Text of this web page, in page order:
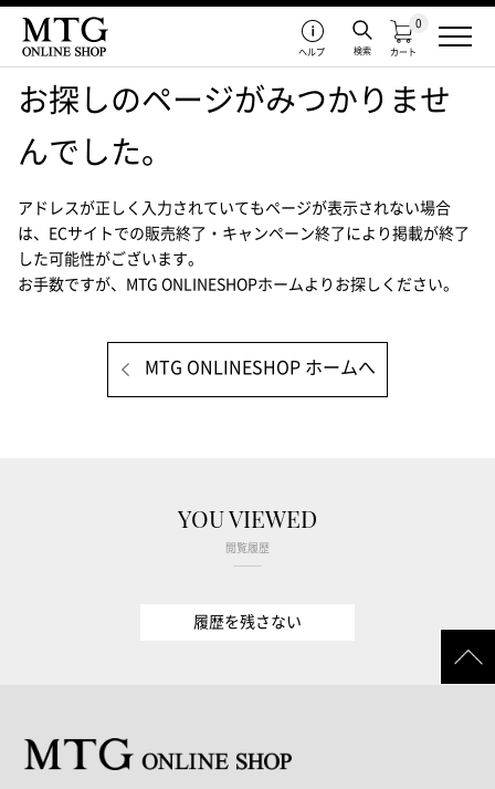
カート
0
検索
ヘルプ
お探しのページがみつかりませ
んでした。
アドレスが正しく入力されていてもページが表示されない場合
は、
ECサイトでの販売終了・キャンペーン終了により掲載が終了
した可能性がございます。
お手数ですが、MTG ONLINESHOPホームよりお探しください。
MTG ONLINESHOP ホームへ
YOU VIEWED
閲覧履歴
履歴を残さない